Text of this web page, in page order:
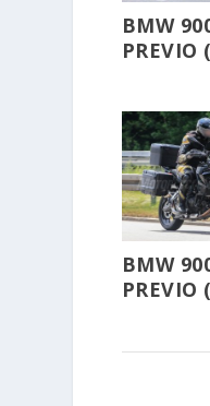
BMW
PREVIO
BMW
PREVIO